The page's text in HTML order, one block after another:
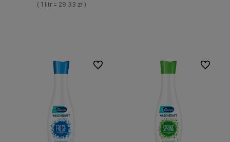
( 1 litr = 29,33 zł )
Do ulubionych Do